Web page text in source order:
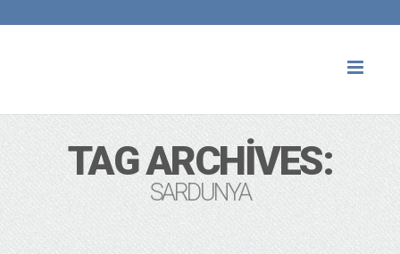
TAG ARCHIVES:
SARDUNYA